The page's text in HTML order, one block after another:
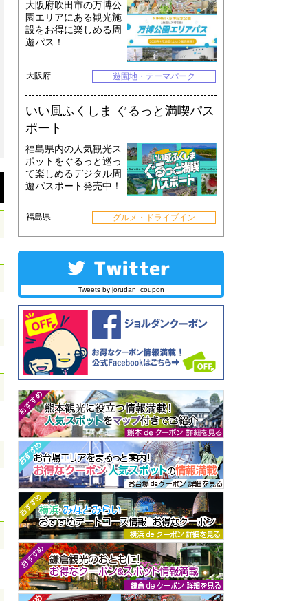
大阪府吹田市の万博公
園エリアにある観光施
設をお得に楽しめる周
遊パス！
大阪府 遊園地・テーマパーク
いい風ふくしま ぐるっと満喫パス
ポート
福島県内の人気観光ス
ポットをぐるっと巡っ
て楽しめるデジタル周
遊パスポート発売中！
福島県 グルメ・ドライブイン
Tweets by jorudan_coupon